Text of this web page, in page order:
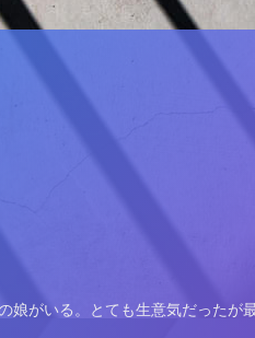
がいる。とても生意気だったが